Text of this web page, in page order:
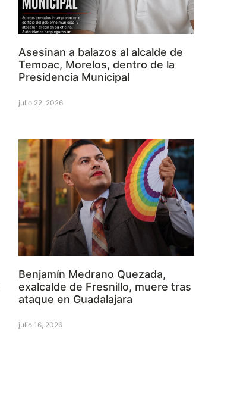
Asesinan a balazos al alcalde de
Temoac, Morelos, dentro de la
Presidencia Municipal
julio 22, 2026
Benjamín Medrano Quezada,
exalcalde de Fresnillo, muere tras
ataque en Guadalajara
julio 16, 2026